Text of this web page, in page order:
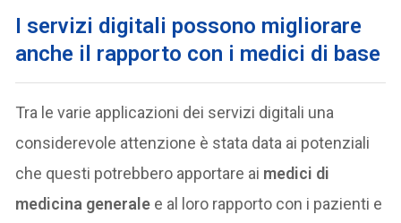
I servizi digitali possono migliorare
anche il rapporto con i medici di base
Tra le varie applicazioni dei servizi digitali una
considerevole attenzione è stata data ai potenziali
che questi potrebbero apportare ai medici di
medicina generale e al loro rapporto con i pazienti e